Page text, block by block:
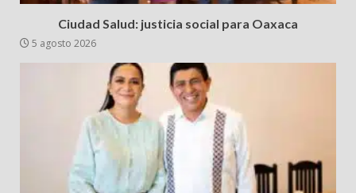
Ciudad Salud: justicia social para Oaxaca
5 agosto 2026